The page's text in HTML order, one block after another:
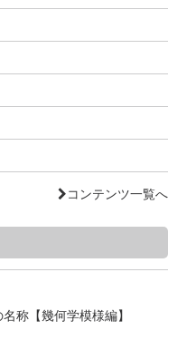
コンテンツ一覧へ
称【幾何学模様編】